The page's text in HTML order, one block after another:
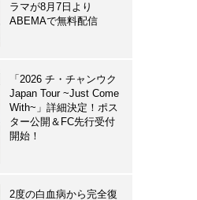
ラマが8月7日より
ABEMAで無料配信
「2026 チ・チャンウク
Japan Tour ~Just Come
With~」詳細決定！ポス
ター公開＆FC先行受付
開始！
2度の白血病から完全復